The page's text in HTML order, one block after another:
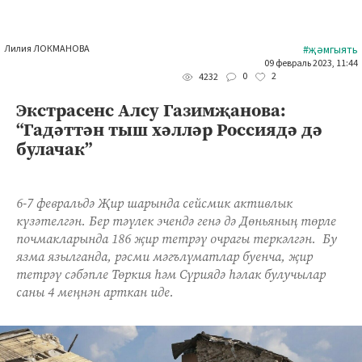
Лилия ЛОКМАНОВА #җәмгыять
09 февраль 2023, 11:44
4232
0 2
Экстрасенс Алсу Газимҗанова:
“Гадәттән тыш хәлләр Россиядә дә
булачак”
6-7 февральдә Җир шарында сейсмик активлык
күзәтелгән. Бер тәүлек эчендә генә дә Дөньяның төрле
почмакларында 186 җир тетрәү очрагы теркәлгән. Бу
язма язылганда, рәсми мәгълүматлар буенча, җир
тетрәү сәбәпле Төркия һәм Сүриядә һәлак булучылар
саны 4 меңнән арткан иде.